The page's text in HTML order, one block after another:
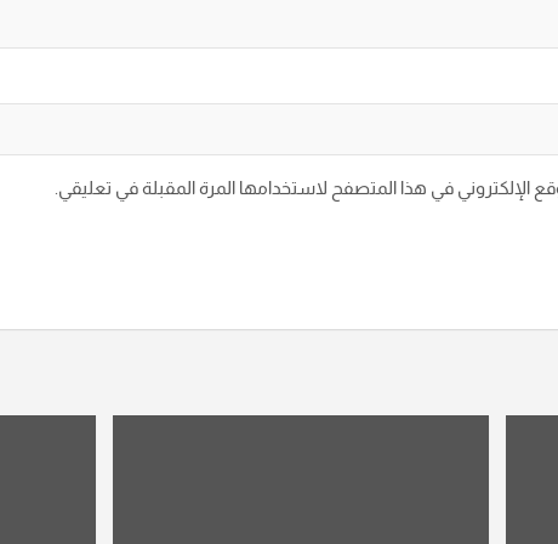
الإلكتروني في هذا المتصفح لاستخدامها المرة المقبلة في تعليقي.